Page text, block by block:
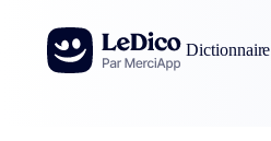
Aller au contenu
Dictionnaire